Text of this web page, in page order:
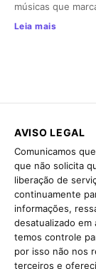
músicas que
Leia mais
AVISO LEGAL
Comunicamos que
que não solicita
liberação de
continuamente
informações,
desatualizado em
temos controle
por isso não nos
terceiros e